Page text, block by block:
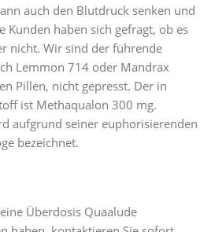
auch den Blutdruck senken und
Kunden haben sich gefragt, ob es
nicht. Wir sind der führende
Lemmon 714 oder Mandrax
Pillen, nicht gepresst. Der in
ist Methaqualon 300 mg.
aufgrund seiner euphorisierenden
bezeichnet.
Überdosis Quaalude